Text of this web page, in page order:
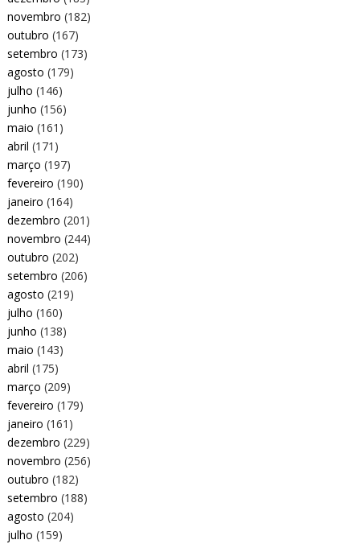
novembro (182)
outubro (167)
setembro (173)
agosto (179)
julho (146)
junho (156)
maio (161)
abril (171)
março (197)
fevereiro (190)
janeiro (164)
dezembro (201)
novembro (244)
outubro (202)
setembro (206)
agosto (219)
julho (160)
junho (138)
maio (143)
abril (175)
março (209)
fevereiro (179)
janeiro (161)
dezembro (229)
novembro (256)
outubro (182)
setembro (188)
agosto (204)
julho (159)